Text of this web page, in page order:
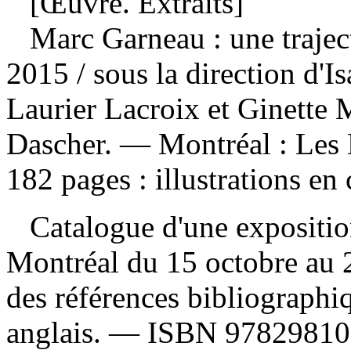
Marc Garneau : une
2015 / sous la direction
Laurier Lacroix et Ginette
Dascher. — Montréal :
182 pages : illustrations
Catalogue d'une
Montréal du 15 octobre
des références
anglais. — ISBN